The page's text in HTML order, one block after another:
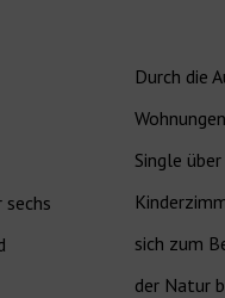
sechs
Durch die
Single
sich zum
der Natur